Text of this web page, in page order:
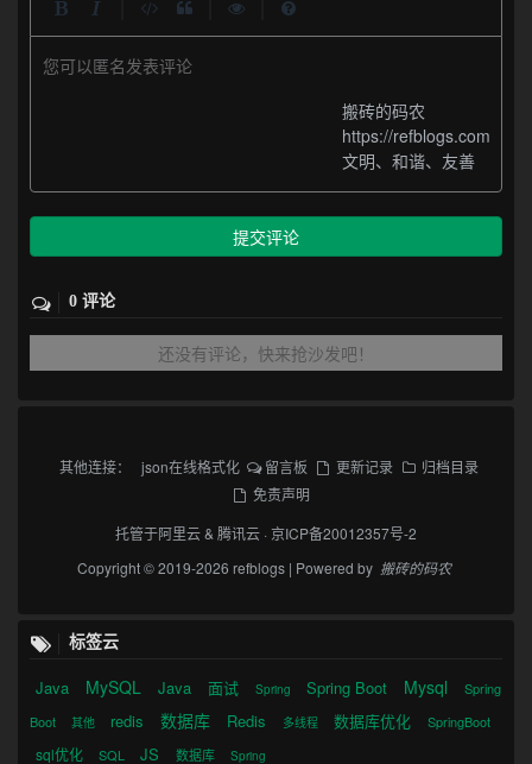
您可以匿名发表评论
搬砖的码农
https://refblogs.com
文明、和谐、友善
提交评论
0 评论
还没有评论，快来抢沙发吧！
其他连接： json在线格式化 留言板 更新记录
归档目录
免责声明
托管于阿里云& 腾讯云 ·京ICP备20012357号-2
Copyright © 2019-2026 refblogs | Powered by 搬砖的码农
标签云
Java MySQL Java 面试 Spring Spring Boot Mysql
Spring
Boot
其他 redis 数据库 Redis 多线程 数据库优化 SpringBoot
sql优化 SQL JS 数据库 Spring